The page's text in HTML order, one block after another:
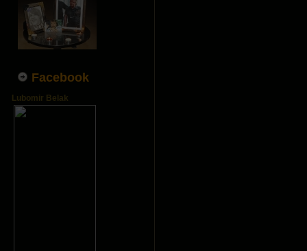
Facebook
Lubomir Belak